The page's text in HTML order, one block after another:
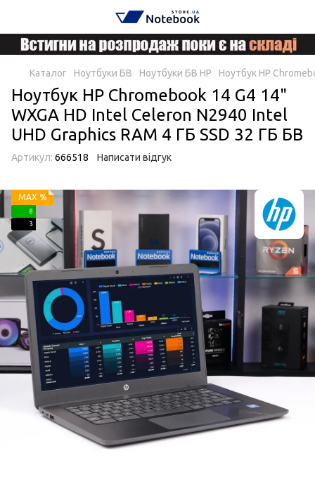
Каталог Ноутбуки БВ Ноутбуки БВ HP Ноутбук HP
Ноутбук HP Chromebook 14 G4 14"
WXGA HD Intel Celeron N2940 Intel
UHD Graphics RAM 4 ГБ SSD 32 ГБ БВ
Артикул: 666518 Написати відгук
MAX %
8
3